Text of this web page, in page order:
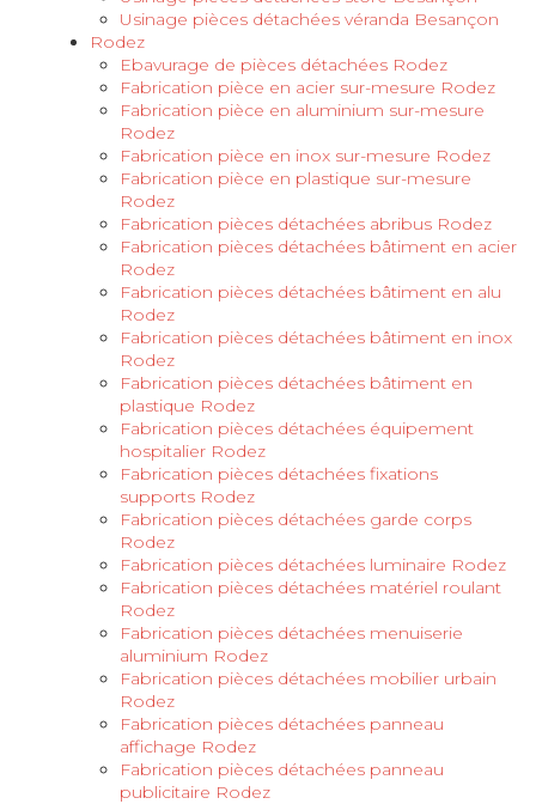
Usinage pièces détachées véranda Besançon
Rodez
Ebavurage de pièces détachées Rodez
Fabrication pièce en acier sur-mesure Rodez
Fabrication pièce en aluminium sur-mesure
Rodez
Fabrication pièce en inox sur-mesure Rodez
Fabrication pièce en plastique sur-mesure
Rodez
Fabrication pièces détachées abribus Rodez
Fabrication pièces détachées bâtiment en acier
Rodez
Fabrication pièces détachées bâtiment en alu
Rodez
Fabrication pièces détachées bâtiment en inox
Rodez
Fabrication pièces détachées bâtiment en
plastique Rodez
Fabrication pièces détachées équipement
hospitalier Rodez
Fabrication pièces détachées fixations
supports Rodez
Fabrication pièces détachées garde corps
Rodez
Fabrication pièces détachées luminaire Rodez
Fabrication pièces détachées matériel roulant
Rodez
Fabrication pièces détachées menuiserie
aluminium Rodez
Fabrication pièces détachées mobilier urbain
Rodez
Fabrication pièces détachées panneau
affichage Rodez
Fabrication pièces détachées panneau
publicitaire Rodez